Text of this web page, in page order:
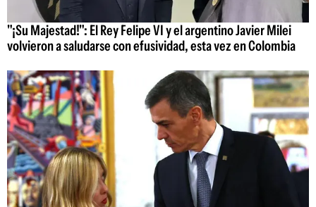
"¡Su Majestad!": El Rey Felipe VI y el argentino Javier Milei
volvieron a saludarse con efusividad, esta vez en Colombia